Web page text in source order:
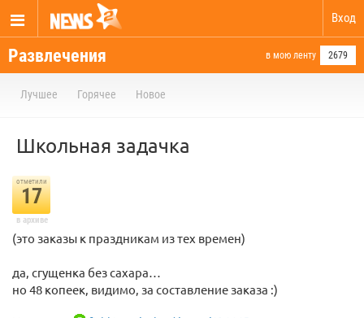
Вход
Развлечения в мою ленту 2679
Лучшее Горячее Новое
Школьная задачка
отметили
17
в архиве
(это заказы к праздникам из тех времен)
да, сгущенка без сахара…
но 48 копеек, видимо, за составление заказа :)